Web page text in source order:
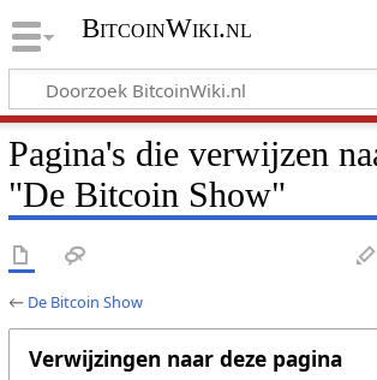
BitcoinWiki.nl
Pagina's die verwijzen
"De Bitcoin Show"
← De Bitcoin Show
Verwijzingen naar deze pagina